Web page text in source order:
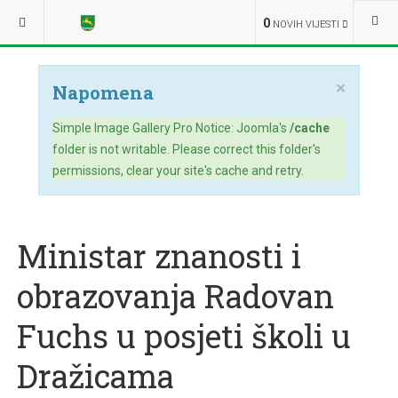
0 NOVIH VIJESTI
NALAZITE SE OVDJE: OPĆINSKA UPRAVA
×
Napomena
Simple Image Gallery Pro Notice: Joomla's /cache
folder is not writable. Please correct this folder's
permissions, clear your site's cache and retry.
Ministar znanosti i
obrazovanja Radovan
Fuchs u posjeti školi u
Dražicama